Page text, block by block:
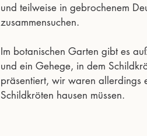
und teilweise in gebrochenem
zusammensuchen.
Im botanischen Garten gibt es
und ein Gehege, in dem
präsentiert, wir waren allerdings
Schildkröten hausen müssen.